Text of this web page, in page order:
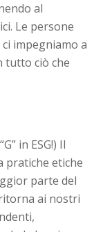
al
Le persone
impegniamo a
tutto ciò che
in ESG!) Il
pratiche etiche
parte del
ai nostri